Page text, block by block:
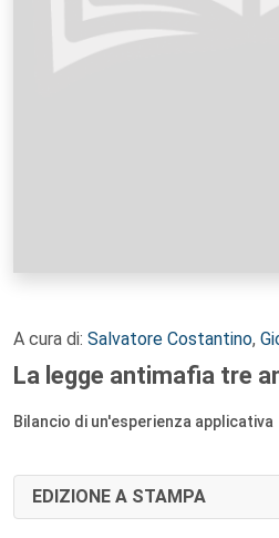
A cura di: Salvatore Costantino,
La legge antimafia tre
Bilancio di un'esperienza applicativa
EDIZIONE A STAMPA